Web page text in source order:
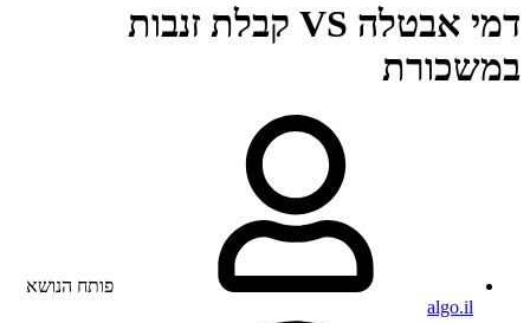
דמי אבטלה VS קבלת זנבות
במשכורת
פותח הנושא
algo.il